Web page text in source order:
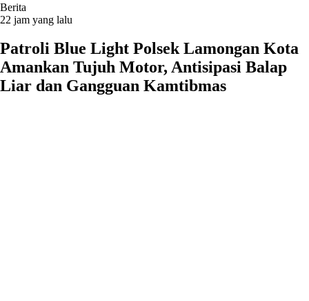
Berita
22 jam yang lalu
Patroli Blue Light Polsek Lamongan Kota
Amankan Tujuh Motor, Antisipasi Balap
Liar dan Gangguan Kamtibmas